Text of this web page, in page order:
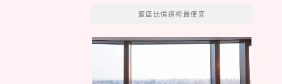
飯店比價這裡最便宜